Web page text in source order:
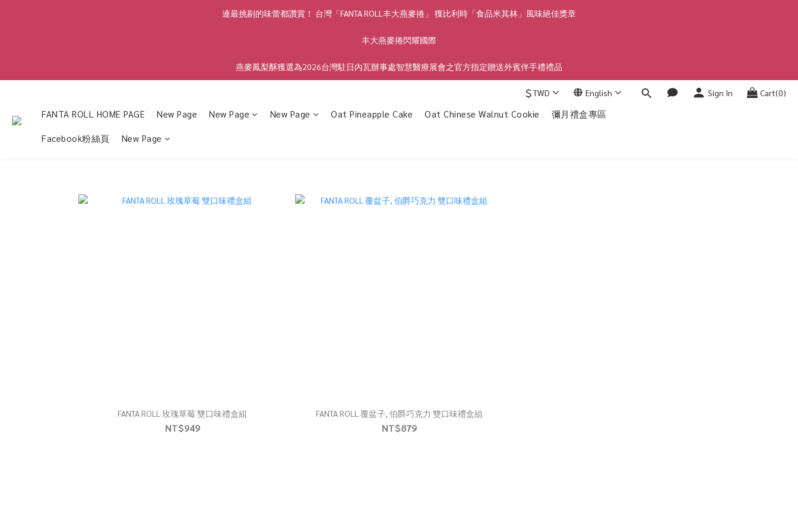
連最挑剔的味蕾都讚賞！ 台灣「FANTA ROLL丰大燕麥捲」 獲比利時「食品米其林」風味絕佳獎章
丰大燕麥捲閃耀國際
燕麥鳳梨酥獲選為2026台灣駐日內瓦辦事處智慧醫療展會之官方指定贈送外賓伴手禮禮品
$TWD English Sign In Cart(0)
FANTA ROLL HOME PAGE New Page New Page New Page Oat Pineapple Cake Oat Chinese Walnut Cookie 彌月禮盒專區
Facebook粉絲頁 New Page
FANTA ROLL 玫瑰草莓 雙口味禮盒組
NT$949
FANTA ROLL 覆盆子, 伯爵巧克力 雙口味禮盒組
NT$879